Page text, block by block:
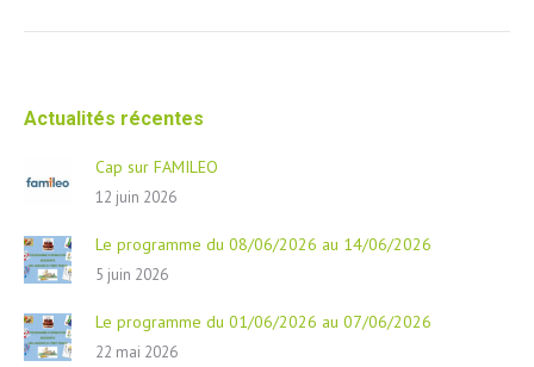
Actualités récentes
Cap sur FAMILEO
12 juin 2026
Le programme du 08/06/2026 au 14/06/2026
5 juin 2026
Le programme du 01/06/2026 au 07/06/2026
22 mai 2026